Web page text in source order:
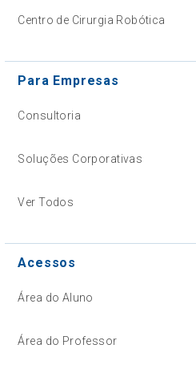
Centro de Cirurgia Robótica
Para Empresas
Consultoria
Soluções Corporativas
Ver Todos
Acessos
Área do Aluno
Área do Professor